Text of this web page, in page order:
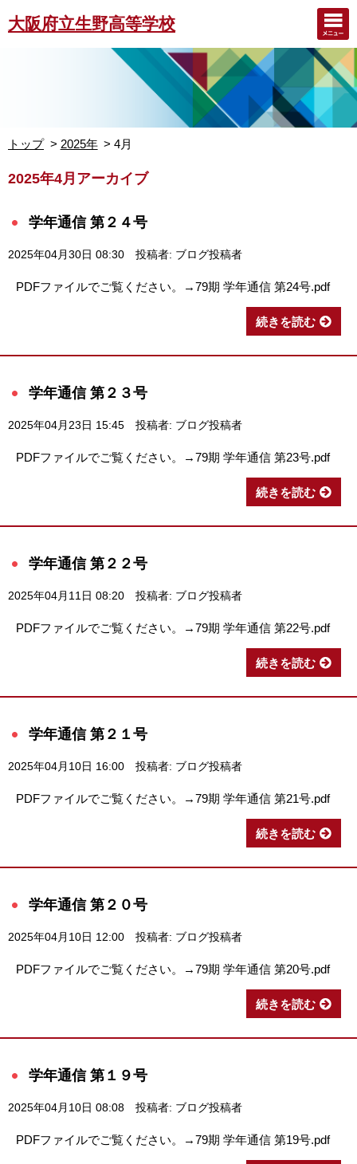
大阪府立生野高等学校
トップ 2025年 4月
2025年4月アーカイブ
学年通信 第２４号
2025年04月30日 08:30 投稿者: ブログ投稿者
PDFファイルでご覧ください。→79期 学年通信 第24号.pdf
続きを読む
学年通信 第２３号
2025年04月23日 15:45 投稿者: ブログ投稿者
PDFファイルでご覧ください。→79期 学年通信 第23号.pdf
続きを読む
学年通信 第２２号
2025年04月11日 08:20 投稿者: ブログ投稿者
PDFファイルでご覧ください。→79期 学年通信 第22号.pdf
続きを読む
学年通信 第２１号
2025年04月10日 16:00 投稿者: ブログ投稿者
PDFファイルでご覧ください。→79期 学年通信 第21号.pdf
続きを読む
学年通信 第２０号
2025年04月10日 12:00 投稿者: ブログ投稿者
PDFファイルでご覧ください。→79期 学年通信 第20号.pdf
続きを読む
学年通信 第１９号
2025年04月10日 08:08 投稿者: ブログ投稿者
PDFファイルでご覧ください。→79期 学年通信 第19号.pdf